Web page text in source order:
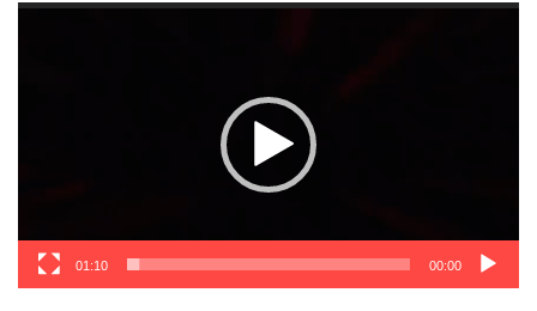
نمایشگر
00:00
01:10